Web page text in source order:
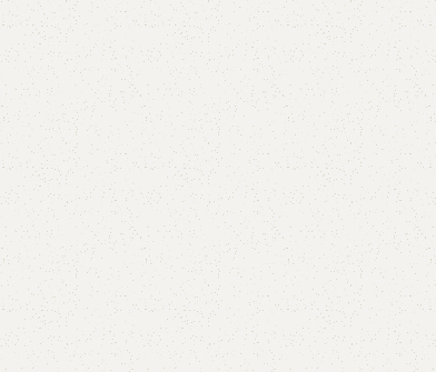
GUITAR
Dấu mưa – Trung Quân | Tab Guitar Solo
Posted by GuitarShare 0
Download TAB PDFChủ đề: Mưa Buồn - Những
Guitar Solo cho những ngày mưa (Kèm Tab) Lời
hát:Đê...
Continue reading